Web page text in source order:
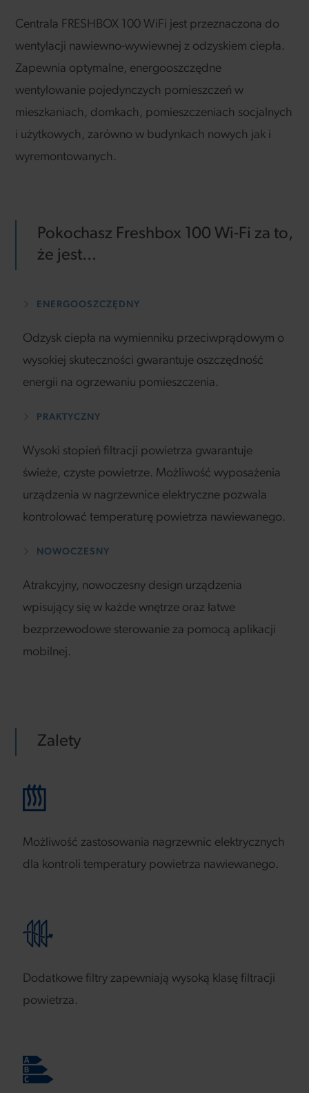
Centrala FRESHBOX 100 WiFi jest przeznaczona do
wentylacji nawiewno-wywiewnej z odzyskiem ciepła.
Zapewnia optymalne, energooszczędne
wentylowanie pojedynczych pomieszczeń w
mieszkaniach, domkach, pomieszczeniach socjalnych
i użytkowych, zarówno w budynkach nowych jak i
wyremontowanych.
Pokochasz Freshbox 100 Wi-Fi za to,
że jest...
ENERGOOSZCZĘDNY
Odzysk ciepła na wymienniku przeciwprądowym o
wysokiej skuteczności gwarantuje oszczędność
energii na ogrzewaniu pomieszczenia.
PRAKTYCZNY
Wysoki stopień filtracji powietrza gwarantuje
świeże, czyste powietrze. Możliwość wyposażenia
urządzenia w nagrzewnice elektryczne pozwala
kontrolować temperaturę powietrza nawiewanego.
NOWOCZESNY
Atrakcyjny, nowoczesny design urządzenia
wpisujący się w każde wnętrze oraz łatwe
bezprzewodowe sterowanie za pomocą aplikacji
mobilnej.
Zalety
Możliwość zastosowania nagrzewnic elektrycznych
dla kontroli temperatury powietrza nawiewanego.
Dodatkowe filtry zapewniają wysoką klasę filtracji
powietrza.